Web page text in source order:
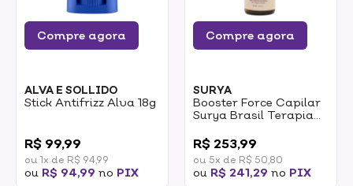
Compre agora
ALVA E SOLLIDO
Stick Antifrizz Alva 18g
R$ 99,99
ou 1x de R$ 94,99
ou R$ 94,99 no PIX
Compre agora
SURYA
Booster Force Capilar
Surya Brasil Terapia
R$ 253,99
ou 5x de R$ 50,80
ou R$ 241,29 no PIX